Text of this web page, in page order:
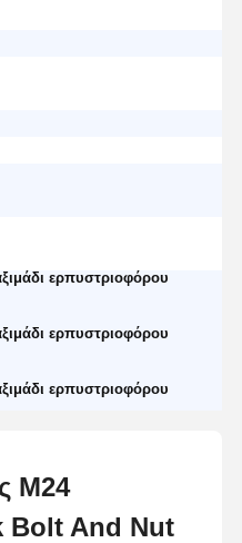
ερπυστριοφόρου
ερπυστριοφόρου
ερπυστριοφόρου
M24
Bolt And Nut